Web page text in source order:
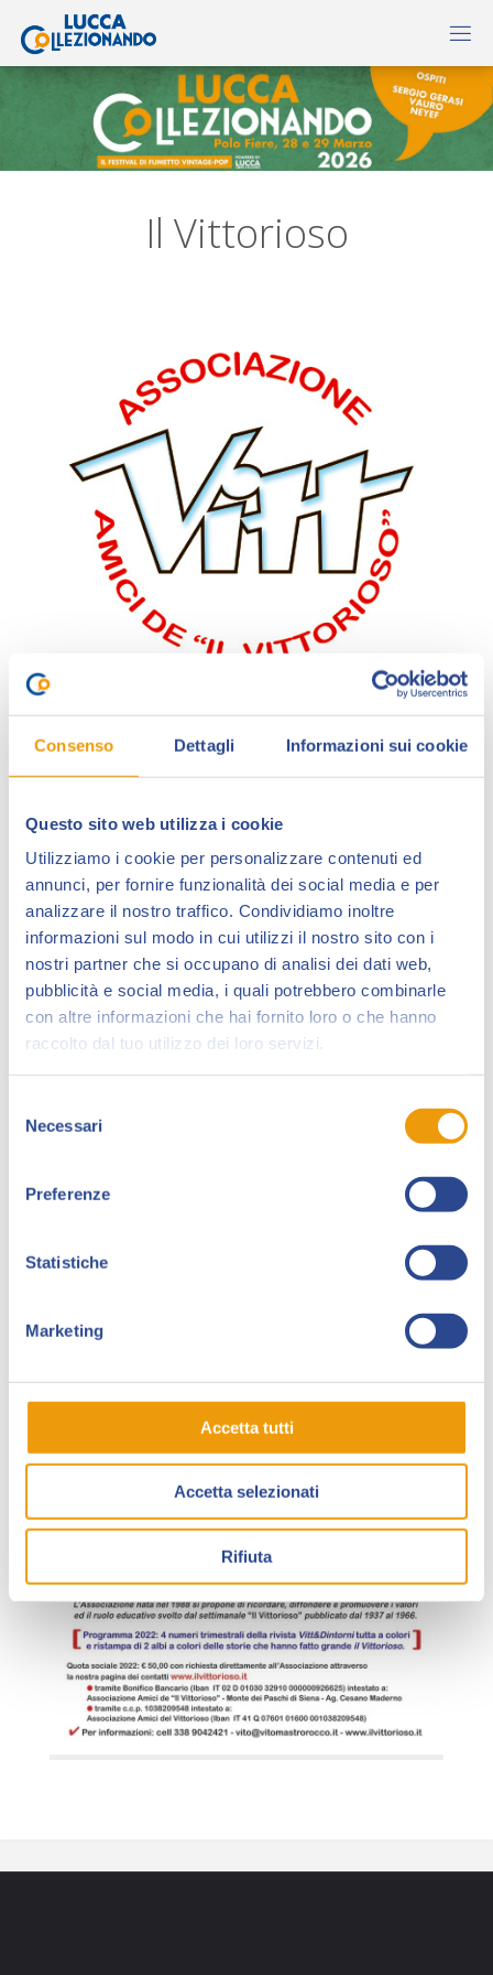
Consenso Dettagli Informazioni sui cookie
Questo sito web utilizza i cookie
Utilizziamo i cookie per personalizzare contenuti ed
annunci, per fornire funzionalità dei social media e per
analizzare il nostro traffico. Condividiamo inoltre
informazioni sul modo in cui utilizzi il nostro sito con i
nostri partner che si occupano di analisi dei dati web,
pubblicità e social media, i quali potrebbero combinarle
con altre informazioni che hai fornito loro o che hanno
raccolto dal tuo utilizzo dei loro servizi.
delNecessari
Preferenze
Statistiche
Marketing
Accetta tutti
Accetta selezionati
Rifiuta
Il Vittorioso
“Il Vittorioso” è stato un settimanale culturale “forte –
Fortemente voluto dall’Azione Cattolica, si rivolgeva
alle nuove generazioni e a oggi può essere
considerato la vera scuola del fumetto italiano e non
solo.
L’Associazione Nazionale Amici del Vittorioso nasce
nel 1988 per mano di Sergio Chiodini e svolge
numerose attività, tra cui recupero del settimanale e
organizzazione di mostre e convegni.
collezionisti, stipulando convenzioni con società o
ditte, coordinando lo scambio e pubblicando elenchi